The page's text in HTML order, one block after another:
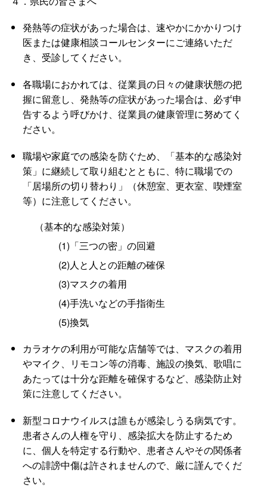
発熱等の症状があった場合は、速やかにかかりつけ
医または健康相談コールセンターにご連絡いただ
き、受診してください。
各職場におかれては、従業員の日々の健康状態の把
握に留意し、発熱等の症状があった場合は、必ず申
告するよう呼びかけ、従業員の健康管理に努めてく
ださい。
職場や家庭での感染を防ぐため、「基本的な感染対
策」に継続して取り組むとともに、特に職場での
「居場所の切り替わり」（休憩室、更衣室、喫煙室
等）に注意してください。
（基本的な感染対策）
(1)「三つの密」の回避
(2)人と人との距離の確保
(3)マスクの着用
(4)手洗いなどの手指衛生
(5)換気
カラオケの利用が可能な店舗等では、マスクの着用
やマイク、リモコン等の消毒、施設の換気、歌唱に
あたっては十分な距離を確保するなど、感染防止対
策に注意してください。
新型コロナウイルスは誰もが感染しうる病気です。
患者さんの人権を守り、感染拡大を防止するため
に、個人を特定する行動や、患者さんやその関係者
への誹謗中傷は許されませんので、厳に謹んでくだ
さい。